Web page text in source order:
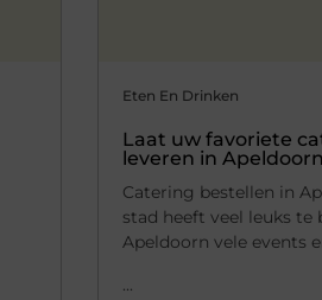
Eten En Drinken
Laat uw favoriete
leveren in Apeldoorn
Catering bestellen in
stad heeft veel leuks te
Apeldoorn vele events